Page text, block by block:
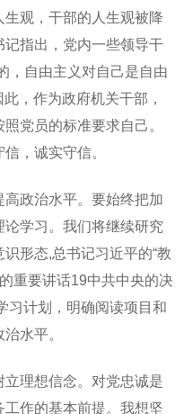
观，干部的人生观被降
指出，党内一些领导干
，自由主义对自己是自由
，作为政府机关干部，
党员的标准要求自己。
，诚实守信。
政治水平。要始终把加
学习。我们将继续研究
形态,总书记习近平的“教
重要讲话19中共中央的决
习计划，明确阅读项目和
水平。
理想信念。对党忠诚是
作的基本前提。我想坚